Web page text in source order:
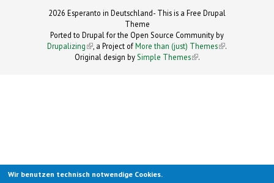
2026 Esperanto in Deutschland- This is a Free Drupal
Theme
Ported to Drupal for the Open Source Community by
Drupalizing(link is external)
, a Project ofMore than (just) Themes (link is
.
Original design by Simple Themes
(link is
.
Wir benutzen technisch notwendige Cookies.